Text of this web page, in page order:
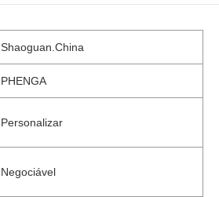
Shaoguan.China
PHENGA
Personalizar
Negociável